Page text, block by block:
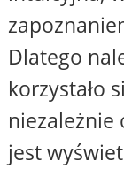
Dlatego
korzystało
niezależnie
jest